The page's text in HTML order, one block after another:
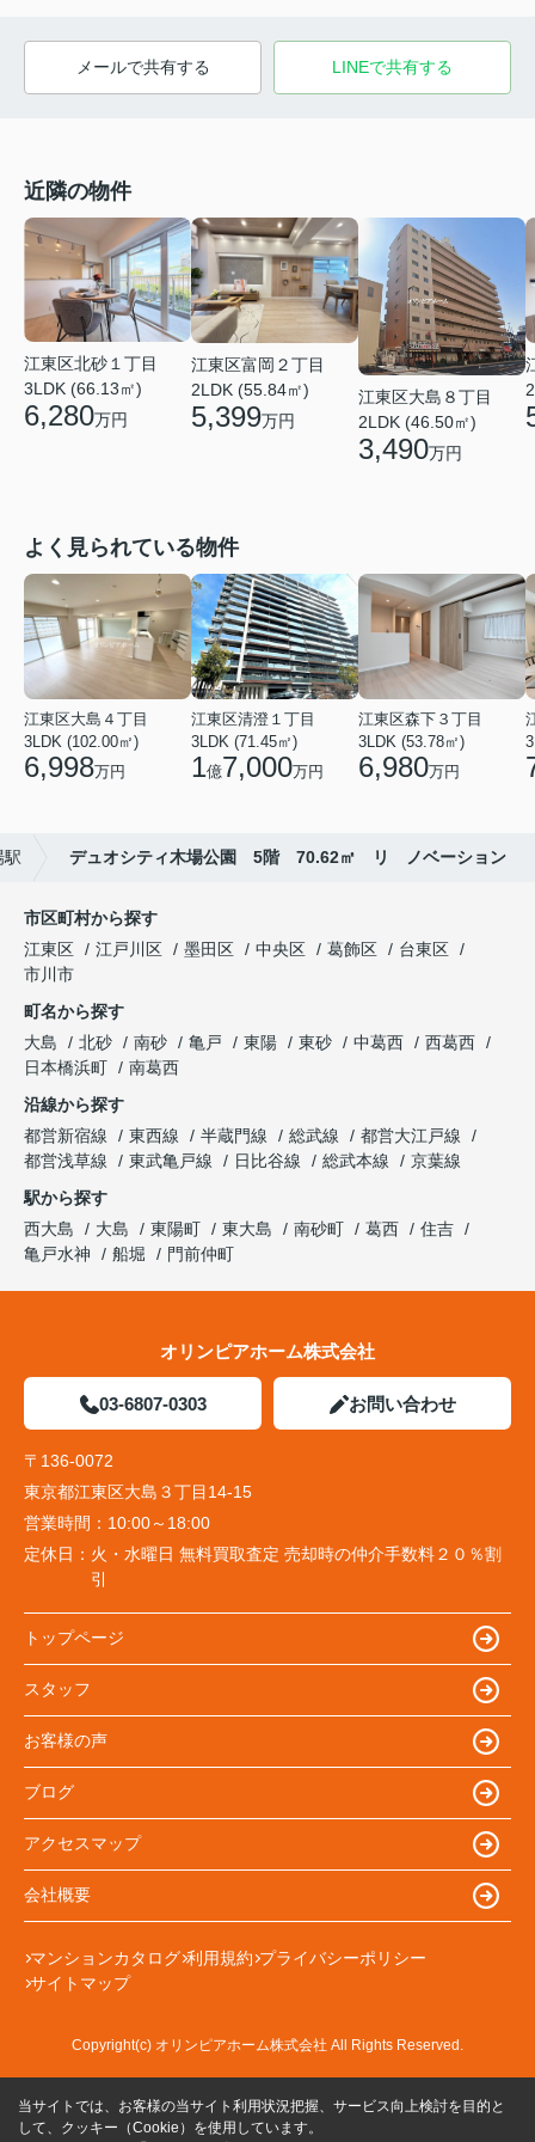
メールで共有する LINEで共有する
近隣の物件
江東区北砂１丁目
3LDK (66.13㎡)
6,280万円
江東区富岡２丁目
2LDK (55.84㎡)
5,399万円
江東区大島８丁目
2LDK (46.50㎡)
3,490万円
よく見られている物件
江東区大島４丁目
3LDK (102.00㎡)
6,998万円
江東区清澄１丁目
3LDK (71.45㎡)
1億7,000万円
江東区森下３丁目
3LDK (53.78㎡)
6,980万円
駅 デュオシティ木場公園 5階 70.62㎡ リ ノベーション
市区町村から探す
江東区
江戸川区 墨田区 中央区 葛飾区
台東区
市川市
町名から探す
大島
北砂 南砂 亀戸 東陽 東砂 中葛西
西葛西
日本橋浜町
南葛西
沿線から探す
都営新宿線
東西線 半蔵門線 総武線
都営大江戸線
都営浅草線
東武亀戸線 日比谷線 総武本線
京葉線
駅から探す
西大島
大島 東陽町 東大島 南砂町 葛西
住吉
亀戸水神
船堀 門前仲町
オリンピアホーム株式会社
03-6807-0303 お問い合わせ
〒136-0072
東京都江東区大島３丁目14-15
営業時間： 10:00～18:00
定休日： 火・水曜日 無料買取査定 売却時の仲介手数料２０％割
引
トップページ
スタッフ
お客様の声
ブログ
アクセスマップ
会社概要
マンションカタログ 利用規約 プライバシーポリシー
サイトマップ
Copyright(c) オリンピアホーム株式会社 All Rights Reserved.
当サイトでは、お客様の当サイト利用状況把握、サービス向上検討を目的と
して、クッキー（Cookie）を使用しています。